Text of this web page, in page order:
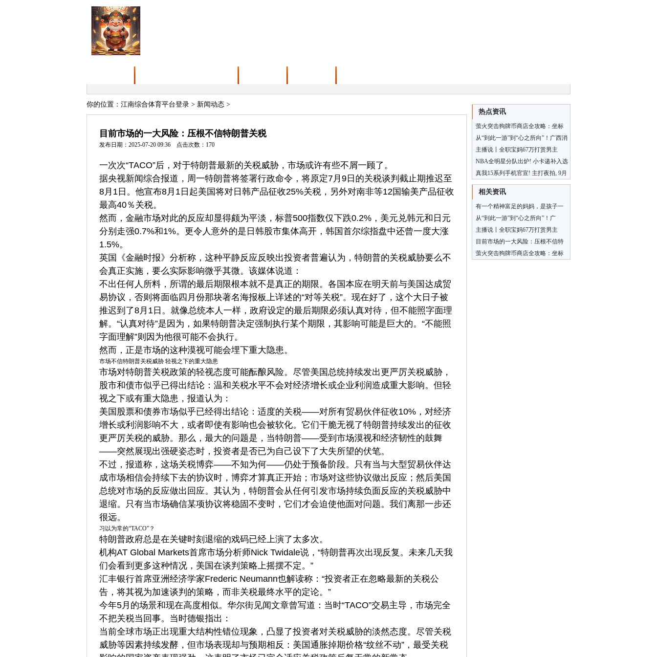
你的位置： 江南综合体育平台登录 > 新闻动态 >
目前市场的一大风险：压根不信特朗普关税
发布日期：2025-07-20 09:36 点击次数：170
一次次“TACO”后，对于特朗普最新的关税威胁，市场或许有些不屑一顾了。
据央视新闻综合报道，周一特朗普将签署行政命令，将原定7月9日的关税谈判截止期推迟至
8月1日。他宣布8月1日起美国将对日韩产品征收25%关税，另外对南非等12国输美产品征收
最高40％关税。
然而，金融市场对此的反应却显得颇为平淡，标普500指数仅下跌0.2%，美元兑韩元和日元
分别走强0.7%和1%。更令人意外的是日韩股市集体高开，韩国首尔综指盘中还曾一度大涨
1.5%。
英国《金融时报》分析称，这种平静反应反映出投资者普遍认为，特朗普的关税威胁要么不
会真正实施，要么实际影响微乎其微。该媒体说道：
不出任何人所料，所谓的最后期限根本就不是真正的期限。各国本应在明天前与美国达成贸
易协议，否则将面临四月份那块著名海报板上详述的“对等关税”。现在好了，这个大日子被
推迟到了8月1日。就像总统本人一样，政府设定的最后期限必须认真对待，但不能照字面理
解。“认真对待”是因为，如果特朗普决定强制执行某个期限，其影响可能是巨大的。“不能照
字面理解”则因为他很可能不会执行。
然而，正是市场的这种漠视可能会埋下重大隐患。
市场不信特朗普关税威胁 轻视之下的重大隐患
市场对特朗普关税政策的轻视态度可能酝酿风险。尽管美国总统持续发出更严厉关税威胁，
股市和债市似乎已得出结论：温和关税水平不会对经济增长或企业利润造成重大影响。但轻
视之下或有重大隐患，报道认为：
美国股票和债券市场似乎已经得出结论：适度的关税——对所有贸易伙伴征收10%，对经济
增长或利润影响不大，或者即使有影响也会被软化。它们干脆无视了特朗普持续发出的征收
更严厉关税的威胁。那么，最大的问题是，当特朗普——受到市场漠视和经济韧性的鼓舞
——突然展现出强硬姿态时，投资者是否已为自己设下了大失所望的伏笔。
不过，报道称，这场关税博弈——不知为何——仍处于预备阶段。只有当与大型贸易伙伴达
成市场相信会持续下去的协议时，博弈才算真正开始；市场对这些协议做出反应；然后美国
总统对市场的反应做出回应。其认为，特朗普会从任何引发市场持续负面反应的关税威胁中
退缩。只有当市场确信某项协议将稳固不变时，它们才会迫使他面对问题。我们离那一步还
很远。
习以为常的“TACO”？
特朗普政府总是在关键时刻退缩的戏码已经上演了太多次。
机构AT Global Markets首席市场分析师Nick Twidale说，“特朗普再次出现反复。未来几天我
们会看到更多这种情况，美国在谈判策略上摇摆不定。”
汇丰银行首席亚洲经济学家Frederic Neumann也解读称：“投资者正在忽略最新的关税公
告，将其视为加速谈判的策略，而非关税最终水平的定论。”
今年5月的场景和现在高度相似。华尔街见闻文章曾写道：当时“TACO”交易主导，市场完全
不把关税当回事。当时德银指出：
当前全球市场正出现重大结构性错位现象，凸显了投资者对关税威胁的淡然态度。尽管关税
威胁等因素持续发酵，但市场表现却与预期相反：美国通胀掉期价格“纹丝不动”，最受关税
热点资讯
萤火突击狗牌币商店全攻略：坐标
位置+进入方式详解
从“到此一游”到“心之所向”！广西消
费场景不断上新，“情绪价值”拉满
主播说丨全职宝妈67万打赏男主
播，为一声“宝宝”掏空家底，警惕虚
拟世界“情感陷阱”
NBA全明星分队出炉! 小卡递补入选
詹杜库再次携手
真我15系列手机官宣! 主打夜拍, 9月
16日发布
相关资讯
有一个精神富足的妈妈，是孩子一
生
从“到此一游”到“心之所向”！广
主播说丨全职宝妈67万打赏男主
播，
目前市场的一大风险：压根不信特
朗
萤火突击狗牌币商店全攻略：坐标